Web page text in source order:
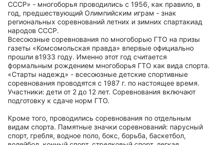
СССР» - многоборья проводились с 1956, как правило, в
год, предшествующий Олимпийским играм - знак
региональных соревнований летних и зимних спартакиад
народов СССР.
Всесоюзные соревнования по многоборью ГТО на призы
газеты «Комсомольская правда» впервые официально
прошли в1933 году. Именно этот год считается
формальным рождением многоборья ГТО как вида спорта.
«Старты надежд» - всесоюзные детские спортивные
соревнования проводятся с 1987 г. по настоящее время.
Участники: дети от 2 до 12 лет. Соревнования включают
подготовку к сдаче норм ГТО.
Кроме того, проводились соревнования по отдельным
видам спорта. Памятные значки соревнований: парусный
спорт, гребля, водное поло, бокс, борьба, баскетбол,